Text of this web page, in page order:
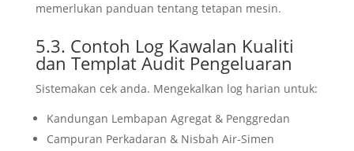
memerlukan panduan tentang tetapan mesin.
5.3. Contoh Log Kawalan Kualiti
dan Templat Audit Pengeluaran
Sistemakan cek anda. Mengekalkan log harian untuk:
Kandungan Lembapan Agregat & Penggredan
Campuran Perkadaran & Nisbah Air-Simen